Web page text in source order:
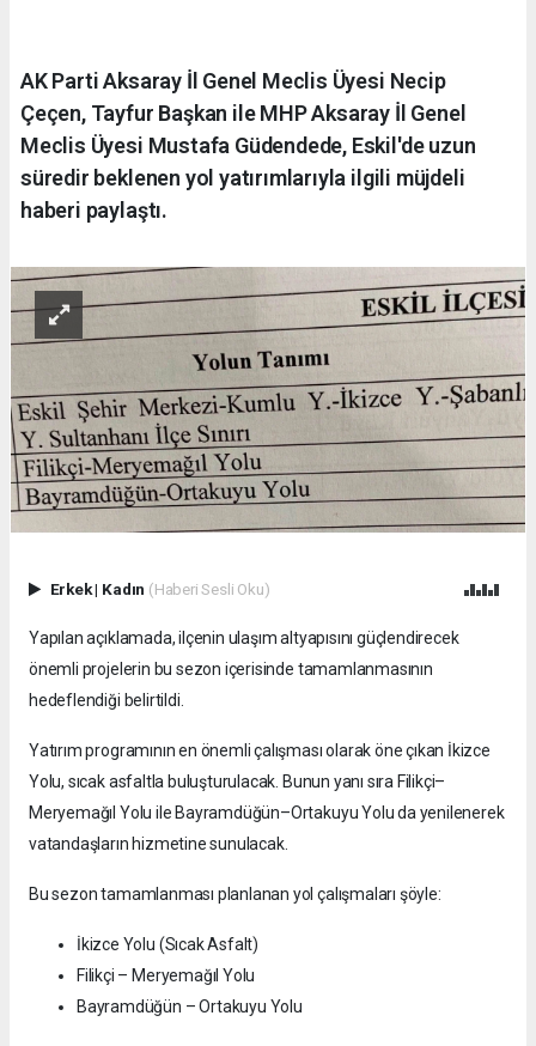
AK Parti Aksaray İl Genel Meclis Üyesi Necip
Çeçen, Tayfur Başkan ile MHP Aksaray İl Genel
Meclis Üyesi Mustafa Güdendede, Eskil'de uzun
süredir beklenen yol yatırımlarıyla ilgili müjdeli
haberi paylaştı.
Erkek| Kadın (Haberi Sesli Oku)
Yapılan açıklamada, ilçenin ulaşım altyapısını güçlendirecek
önemli projelerin bu sezon içerisinde tamamlanmasının
hedeflendiği belirtildi.
Yatırım programının en önemli çalışması olarak öne çıkan İkizce
Yolu, sıcak asfaltla buluşturulacak. Bunun yanı sıra Filikçi–
Meryemağıl Yolu ile Bayramdüğün–Ortakuyu Yolu da yenilenerek
vatandaşların hizmetine sunulacak.
Bu sezon tamamlanması planlanan yol çalışmaları şöyle:
İkizce Yolu (Sıcak Asfalt)
Filikçi – Meryemağıl Yolu
Bayramdüğün – Ortakuyu Yolu